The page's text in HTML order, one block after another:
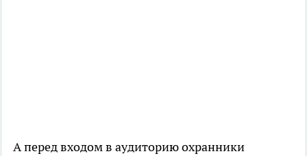
А перед входом в аудиторию охранники